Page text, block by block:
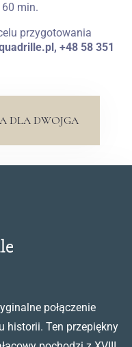
60 min.
przygotowania
+48 58 351
DLA DWOJGA
połączenie
historii. Ten przepiękny